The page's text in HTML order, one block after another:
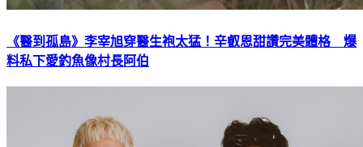
《醫到孤島》李宰旭穿醫生袍太猛！辛叡恩甜讚完美體格 爆
料私下愛釣魚像村長阿伯